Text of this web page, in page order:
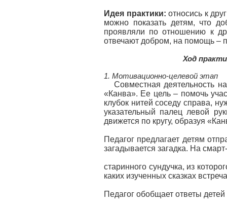
Идея практики:относись к
можно показать детям, что
проявляли по отношению к
отвечают добром, на помощь –
Ход
1. Мотивационно-целевой этап
Совместная деятельность
«Канва». Ее цель – помочь
клубок нитей соседу справа,
указательный палец левой
движется по кругу, образуя
Педагог предлагает детям
загадывается загадка. На
старинного сундучка, из
каких изученных сказках
Педагог обобщает ответы детей